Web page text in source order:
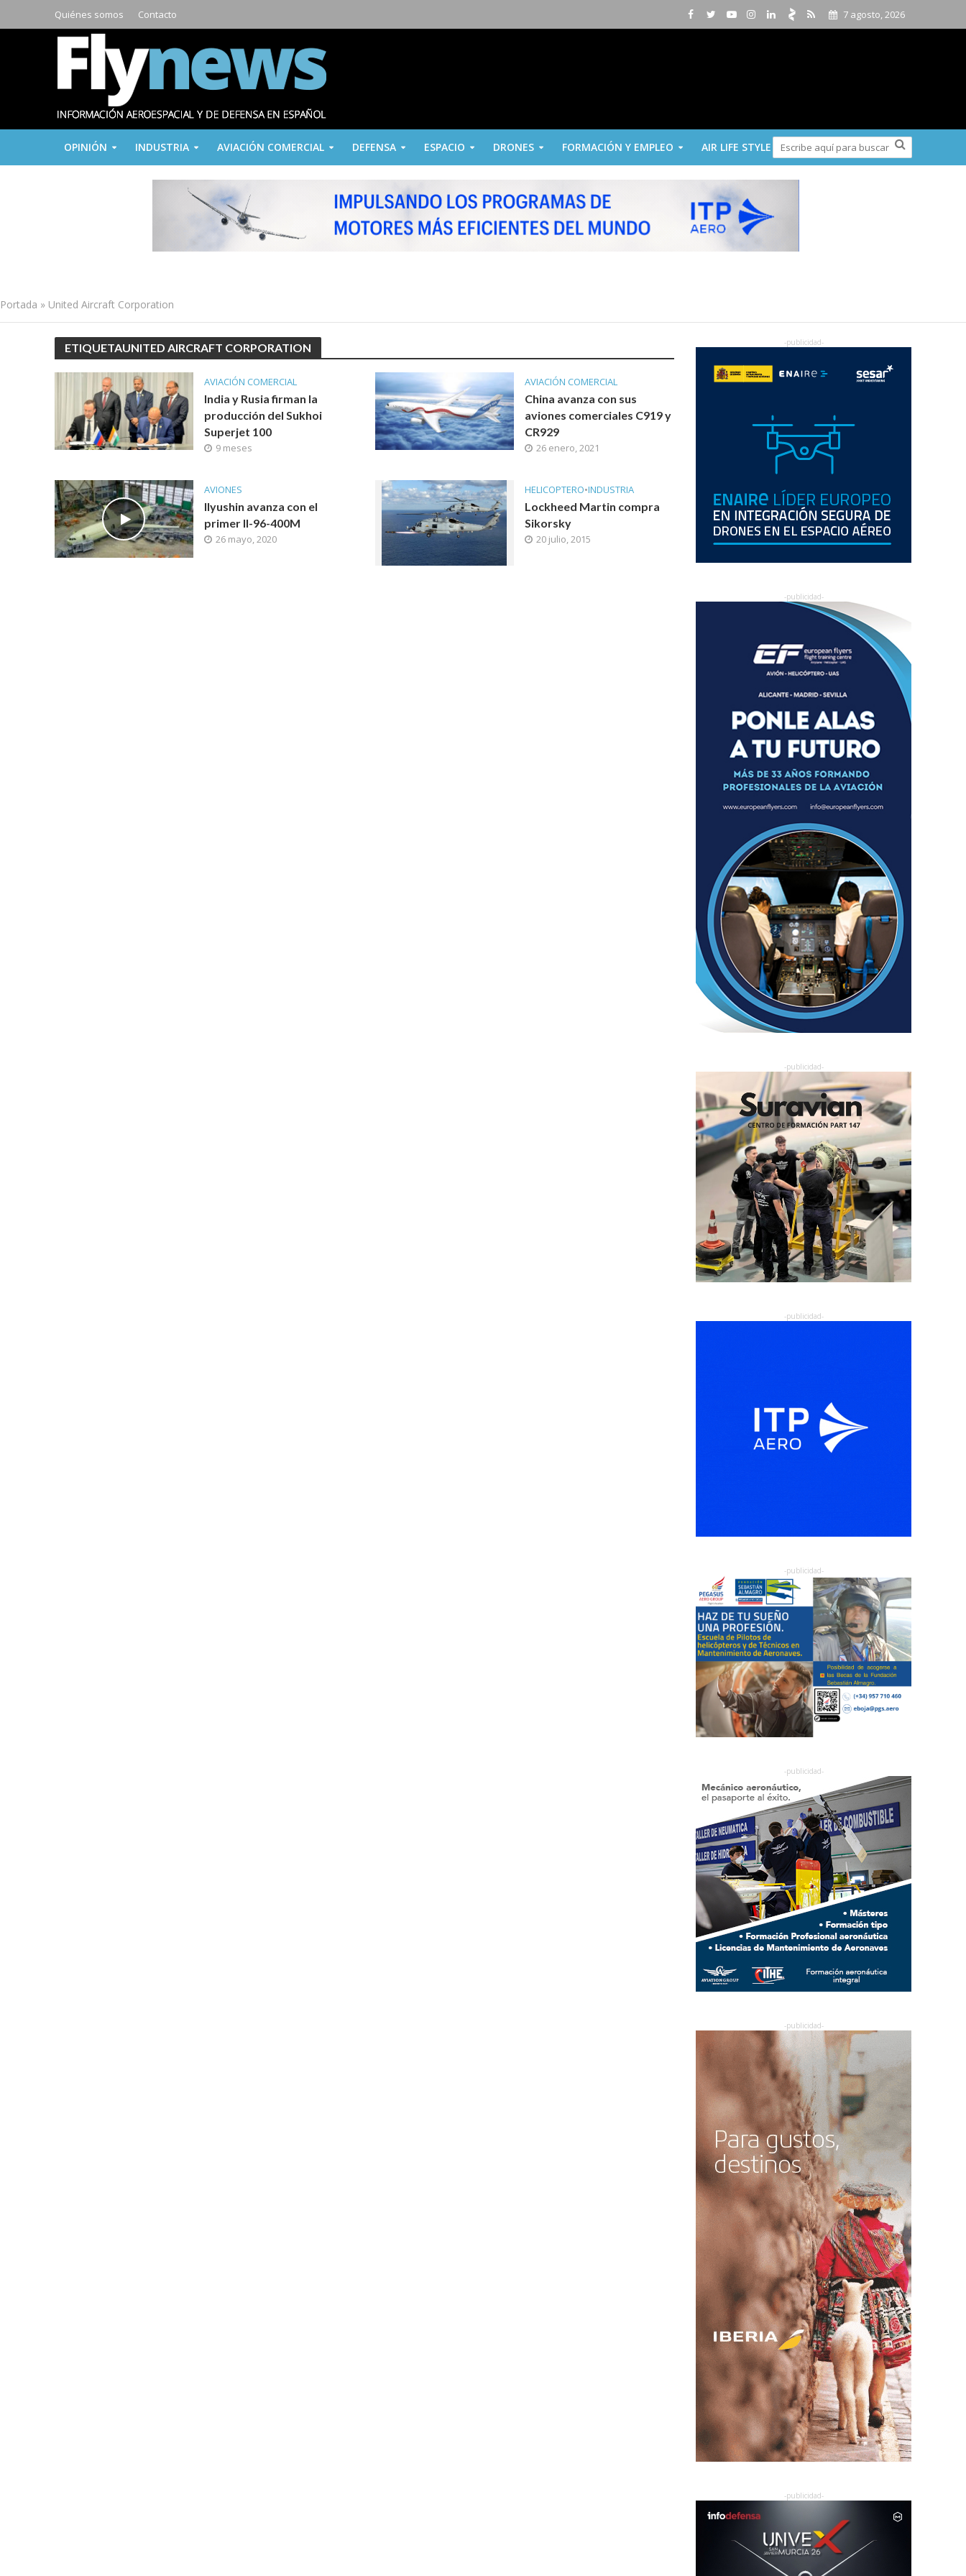
Quiénes somos Contacto 7 agosto, 2026
OPINIÓN INDUSTRIA AVIACIÓN COMERCIAL DEFENSA ESPACIO DRONES FORMACIÓN Y EMPLEO AIR LIFE STYLE
Portada » United Aircraft Corporation
ETIQUETAUNITED AIRCRAFT CORPORATION
AVIACIÓN COMERCIAL
India y Rusia firman la
producción del Sukhoi
Superjet 100
9 meses
AVIACIÓN COMERCIAL
China avanza con sus
aviones comerciales C919 y
CR929
26 enero, 2021
AVIONES
Ilyushin avanza con el
primer Il-96-400M
26 mayo, 2020
HELICOPTERO•INDUSTRIA
Lockheed Martin compra
Sikorsky
20 julio, 2015